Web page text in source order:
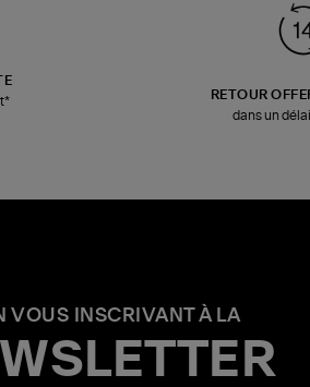
RETOUR
dans un
VOUS INSCRIVANT À LA